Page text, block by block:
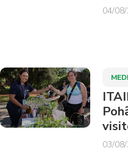
04/
03/